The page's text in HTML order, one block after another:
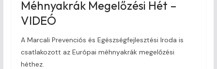
Méhnyakrák Megelőzési Hét –
VIDEÓ
A Marcali Prevenciós és Egészségfejlesztési Iroda is
csatlakozott az Európai méhnyakrák megelőzési
héthez.